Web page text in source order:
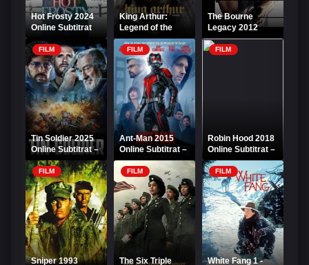
Hot Frosty 2024
Online Subtitrat
King Arthur:
Legend of the
Sword (2017)
Online Subtitrat
The Bourne
Legacy 2012
Online Subtitrat
FILM
Tin Soldier 2025
Online Subtitrat –
Povestea unui
erou de oțel
FILM
Ant-Man 2015
Online Subtitrat –
Omul-Furnică
FILM
Robin Hood 2018
Online Subtitrat –
Aventură și
acțiune
FILM
Sniper 1993
FILM
The Six Triple
FILM
White Fang 1 -